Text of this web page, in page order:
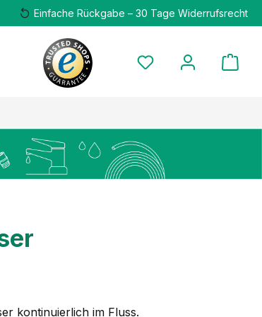
Einfache Rückgabe – 30 Tage Widerrufsrecht
kontinuierlich im Fluss.